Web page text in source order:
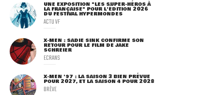
UNE EXPOSITION "LES SUPER-HÉROS À
LA FRANÇAISE" POUR L'ÉDITION 2026
DU FESTIVAL HYPERMONDES
ACTU VF
X-MEN : SADIE SINK CONFIRME SON
RETOUR POUR LE FILM DE JAKE
SCHREIER
ECRANS
X-MEN '97 : LA SAISON 3 BIEN PRÉVUE
POUR 2027, ET LA SAISON 4 POUR 2028
BRÈVE